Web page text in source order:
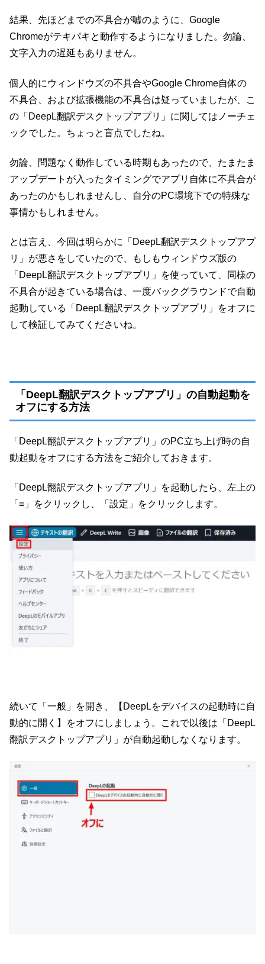
結果、先ほどまでの不具合が嘘のように、Google
Chromeがテキパキと動作するようになりました。勿論、
文字入力の遅延もありません。
個人的にウィンドウズの不具合やGoogle Chrome自体の
不具合、および拡張機能の不具合は疑っていましたが、こ
の「DeepL翻訳デスクトップアプリ」に関してはノーチェ
ックでした。ちょっと盲点でしたね。
勿論、問題なく動作している時期もあったので、たまたま
アップデートが入ったタイミングでアプリ自体に不具合が
あったのかもしれませんし、自分のPC環境下での特殊な
事情かもしれません。
とは言え、今回は明らかに「DeepL翻訳デスクトップアプ
リ」が悪さをしていたので、もしもウィンドウズ版の
「DeepL翻訳デスクトップアプリ」を使っていて、同様の
不具合が起きている場合は、一度バックグラウンドで自動
起動している「DeepL翻訳デスクトップアプリ」をオフに
して検証してみてくださいね。
「DeepL翻訳デスクトップアプリ」の自動起動を
オフにする方法
「DeepL翻訳デスクトップアプリ」のPC立ち上げ時の自
動起動をオフにする方法をご紹介しておきます。
「DeepL翻訳デスクトップアプリ」を起動したら、左上の
「≡」をクリックし、「設定」をクリックします。
続いて「一般」を開き、【DeepLをデバイスの起動時に自
動的に開く】をオフにしましょう。これで以後は「DeepL
翻訳デスクトップアプリ」が自動起動しなくなります。